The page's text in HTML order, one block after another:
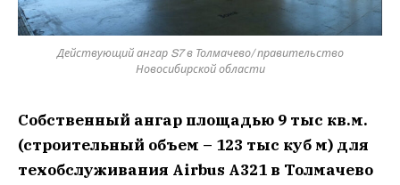
Действующий ангар S7 в Толмачево/ правительство
Новосибирской области
Собственный ангар площадью 9 тыс кв.м.
(строительный объем – 123 тыс куб м) для
техобслуживания Airbus A321 в Толмачево